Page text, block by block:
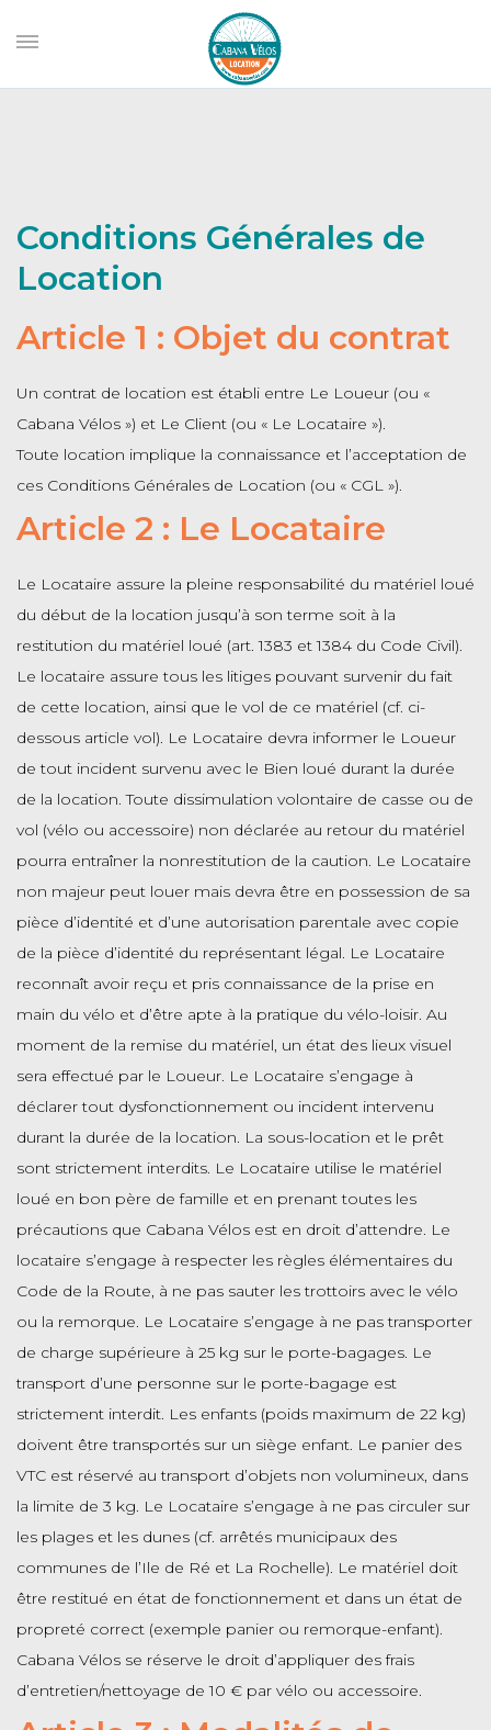
Conditions Générales de
Location
Article 1 : Objet du contrat
Un contrat de location est établi entre Le Loueur (ou «
Cabana Vélos ») et Le Client (ou « Le Locataire »).
Toute location implique la connaissance et l’acceptation de
ces Conditions Générales de Location (ou « CGL »).
Article 2 : Le Locataire
Le Locataire assure la pleine responsabilité du matériel loué
du début de la location jusqu’à son terme soit à la
restitution du matériel loué (art. 1383 et 1384 du Code Civil).
Le locataire assure tous les litiges pouvant survenir du fait
de cette location, ainsi que le vol de ce matériel (cf. ci-
dessous article vol). Le Locataire devra informer le Loueur
de tout incident survenu avec le Bien loué durant la durée
de la location. Toute dissimulation volontaire de casse ou de
vol (vélo ou accessoire) non déclarée au retour du matériel
pourra entraîner la nonrestitution de la caution. Le Locataire
non majeur peut louer mais devra être en possession de sa
pièce d’identité et d’une autorisation parentale avec copie
de la pièce d’identité du représentant légal. Le Locataire
reconnaît avoir reçu et pris connaissance de la prise en
main du vélo et d’être apte à la pratique du vélo-loisir. Au
moment de la remise du matériel, un état des lieux visuel
sera effectué par le Loueur. Le Locataire s’engage à
déclarer tout dysfonctionnement ou incident intervenu
durant la durée de la location. La sous-location et le prêt
sont strictement interdits. Le Locataire utilise le matériel
loué en bon père de famille et en prenant toutes les
précautions que Cabana Vélos est en droit d’attendre. Le
locataire s’engage à respecter les règles élémentaires du
Code de la Route, à ne pas sauter les trottoirs avec le vélo
ou la remorque. Le Locataire s’engage à ne pas transporter
de charge supérieure à 25 kg sur le porte-bagages. Le
transport d’une personne sur le porte-bagage est
strictement interdit. Les enfants (poids maximum de 22 kg)
doivent être transportés sur un siège enfant. Le panier des
VTC est réservé au transport d’objets non volumineux, dans
la limite de 3 kg. Le Locataire s’engage à ne pas circuler sur
les plages et les dunes (cf. arrêtés municipaux des
communes de l’Ile de Ré et La Rochelle). Le matériel doit
être restitué en état de fonctionnement et dans un état de
propreté correct (exemple panier ou remorque-enfant).
Cabana Vélos se réserve le droit d’appliquer des frais
d’entretien/nettoyage de 10 € par vélo ou accessoire.